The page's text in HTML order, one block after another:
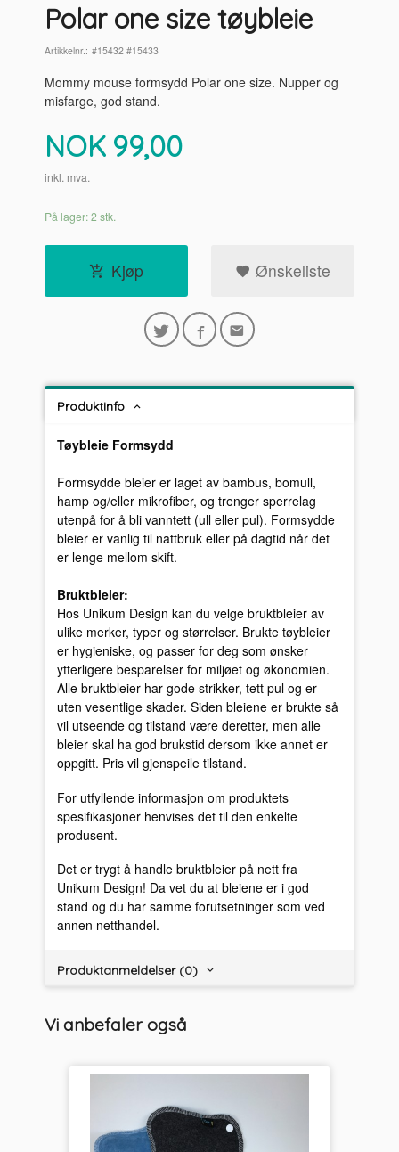
Polar one size tøybleie
Artikkelnr.: #15432 #15433
Mommy mouse formsydd Polar one size. Nupper og
misfarge, god stand.
Pris
NOK 99,00
inkl. mva.
På lager: 2 stk.
Kjøp Ønskeliste
Produktinfo
Tøybleie Formsydd
Formsydde bleier er laget av bambus, bomull,
hamp og/eller mikrofiber, og trenger sperrelag
utenpå for å bli vanntett (ull eller pul). Formsydde
bleier er vanlig til nattbruk eller på dagtid når det
er lenge mellom skift.
Bruktbleier:
Hos Unikum Design kan du velge bruktbleier av
ulike merker, typer og størrelser. Brukte tøybleier
er hygieniske, og passer for deg som ønsker
ytterligere besparelser for miljøet og økonomien.
Alle bruktbleier har gode strikker, tett pul og er
uten vesentlige skader. Siden bleiene er brukte så
vil utseende og tilstand være deretter, men alle
bleier skal ha god brukstid dersom ikke annet er
oppgitt. Pris vil gjenspeile tilstand.
For utfyllende informasjon om produktets
spesifikasjoner henvises det til den enkelte
produsent.
Det er trygt å handle bruktbleier på nett fra
Unikum Design! Da vet du at bleiene er i god
stand og du har samme forutsetninger som ved
annen netthandel.
Produktanmeldelser (0)
Vi anbefaler også